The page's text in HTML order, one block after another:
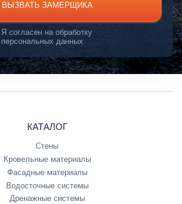
ВЫЗВАТЬ ЗАМЕРЩИКА
Я согласен наобработку
персональных данных
КАТАЛОГ
Стены
Кровельные материалы
Фасадные материалы
Водосточные системы
Дренажные системы